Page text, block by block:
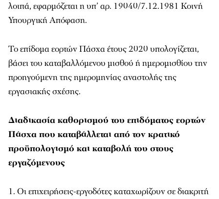
λοιπά, εφαρμόζεται η υπ’ αρ. 19040/7.12.1981 Κοινή
Υπουργική Απόφαση.
Το επίδομα εορτών Πάσχα έτους 2020 υπολογίζεται,
βάσει του καταβαλλόμενου μισθού ή ημερομισθίου την
προηγούμενη της ημερομηνίας αναστολής της
εργασιακής σχέσης.
Διαδικασία καθορισμού του επιδόματος εορτών
Πάσχα που καταβάλλεται από τον κρατικό
προϋπολογισμό και καταβολή του στους
εργαζόμενους
Οι επιχειρήσεις-εργοδότες καταχωρίζουν σε διακριτή